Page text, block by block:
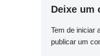
Deixe um
Tem de iniciar
publicar um